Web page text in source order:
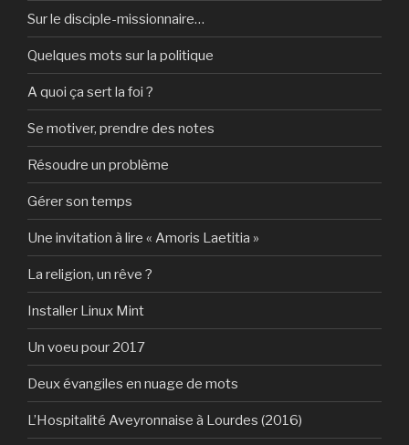
Sur le disciple-missionnaire…
Quelques mots sur la politique
A quoi ça sert la foi ?
Se motiver, prendre des notes
Résoudre un problème
Gérer son temps
Une invitation à lire « Amoris Laetitia »
La religion, un rêve ?
Installer Linux Mint
Un voeu pour 2017
Deux évangiles en nuage de mots
L’Hospitalité Aveyronnaise à Lourdes (2016)